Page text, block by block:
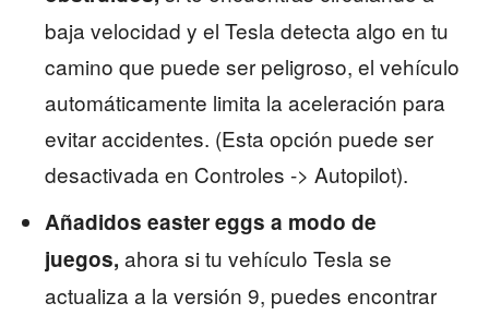
baja velocidad y el Tesla detecta algo en tu
camino que puede ser peligroso, el vehículo
automáticamente limita la aceleración para
evitar accidentes. (Esta opción puede ser
desactivada en Controles -> Autopilot).
Añadidos easter eggs a modo de
juegos, ahora si tu vehículo Tesla se
actualiza a la versión 9, puedes encontrar